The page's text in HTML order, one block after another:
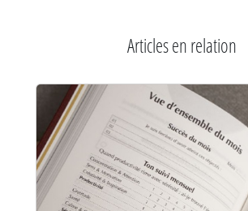
Articles en relation